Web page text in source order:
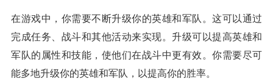
在游戏中，你需要不断升级你的英雄和军队。这可以通过
完成任务、战斗和其他活动来实现。升级可以提高英雄和
军队的属性和技能，使他们在战斗中更有效。你需要尽可
能多地升级你的英雄和军队，以提高你的胜率。